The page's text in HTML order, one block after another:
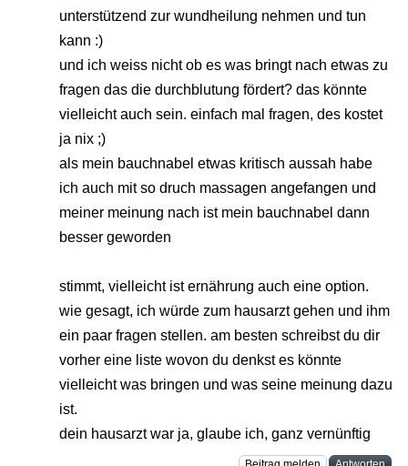
unterstützend zur wundheilung nehmen und tun
kann :)
und ich weiss nicht ob es was bringt nach etwas zu
fragen das die durchblutung fördert? das könnte
vielleicht auch sein. einfach mal fragen, des kostet
ja nix ;)
als mein bauchnabel etwas kritisch aussah habe
ich auch mit so druch massagen angefangen und
meiner meinung nach ist mein bauchnabel dann
besser geworden
stimmt, vielleicht ist ernährung auch eine option.
wie gesagt, ich würde zum hausarzt gehen und ihm
ein paar fragen stellen. am besten schreibst du dir
vorher eine liste wovon du denkst es könnte
vielleicht was bringen und was seine meinung dazu
ist.
dein hausarzt war ja, glaube ich, ganz vernünftig